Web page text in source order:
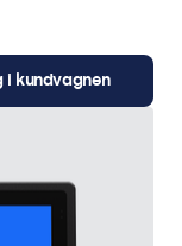
i kundvagnen